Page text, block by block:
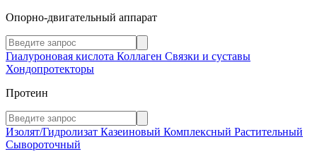
Опорно-двигательный аппарат
Гиалуроновая кислота Коллаген Связки и суставы
Хондопротекторы
Протеин
Изолят/Гидролизат Казеиновый Комплексный Растительный
Сывороточный